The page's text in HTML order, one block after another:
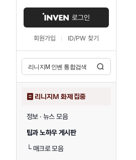
로그인
회원가입 ID/PW 찾기
리니지M 화제 집중
정보 · 뉴스 모음
팁과 노하우 게시판
└매크로 모음